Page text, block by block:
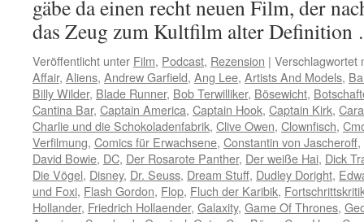
gäbe da einen recht neuen Film, der
das Zeug zum Kultfilm alter
Veröffentlicht unter Film, Podcast, Rezension | Verschlagwortet
Affair, Aliens, Andrew Garfield, Ang Lee, Artists And Models,
Billy Wilder, Blade Runner, Bob Terwilliker, Bösewicht,
Cantina Bar, Captain America, Captain Hook, Captain Kirk,
Charlie und die Schokoladenfabrik, Clive Owen, Clownfisch,
Verfilmung, Comics für Erwachsene, Constantin von Jascheroff,
David Bowie, DC, Der Rosarote Panther, Der weiße Hai, Dick
Die Vögel, Disney, Dr. Seuss, Dream Stuff, Dudley Doright,
und Foxi, Flash Gordon, Flop, Fluch der Karibik,
Hollander, Friedrich Hollaender, Galaxity, Game Of Thrones,